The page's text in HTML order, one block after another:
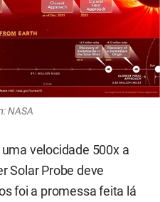
NASA
velocidade 500x a
Solar Probe deve
foi a promessa feita lá